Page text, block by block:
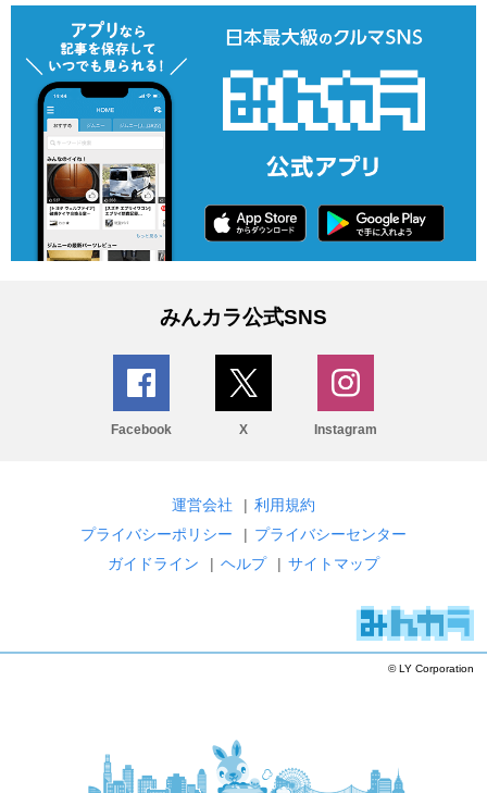
みんカラ公式SNS
Facebook X Instagram
運営会社 | 利用規約
プライバシーポリシー
| プライバシーセンター
ガイドライン
| ヘルプ | サイトマップ
© LY Corporation